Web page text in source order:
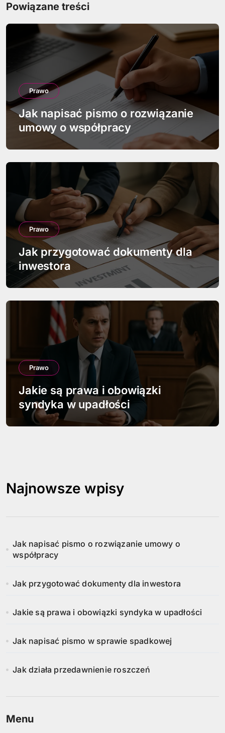
g
a
j
a
w
i
Powiązane treści
Prawo
Jak napisać pismo o rozwiązanie
umowy o współpracy
Prawo
Jak przygotować dokumenty dla
inwestora
Prawo
Jakie są prawa i obowiązki
syndyka w upadłości
Najnowsze wpisy
Jak napisać pismo o rozwiązanie umowy o
współpracy
Jak przygotować dokumenty dla inwestora
Jakie są prawa i obowiązki syndyka w upadłości
Jak napisać pismo w sprawie spadkowej
Jak działa przedawnienie roszczeń
Menu